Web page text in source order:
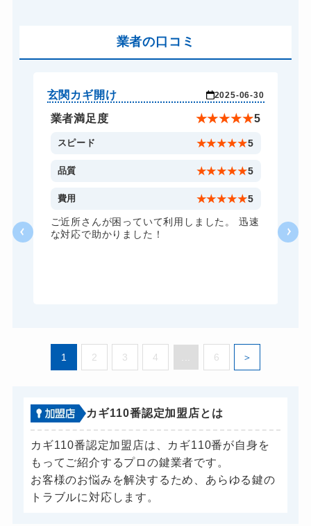
バイクカギ開け
スーツケースカギ開け 8,250円～(税込)
金庫カギ開け 5,500円～(税込)
金庫カギ修理 11,000円～(税込)
金庫カギ交換 11,000円～(税込)
10,780円～(税込)
ドアノブカギ交換 11,000円～(税込)
業者の口コミ
玄関カギ開け 2025-06-30
業者満足度 ★★★★★5
スピード ★★★★★5
品質 ★★★★★5
費用 ★★★★★5
ご近所さんが困っていて利用しました。 迅速
な対応で助かりました！
1 2 3 4 ... 6
カギ110番認定加盟店とは
カギ110番認定加盟店は、カギ110番が自身を
もってご紹介するプロの鍵業者です。
お客様のお悩みを解決するため、あらゆる鍵の
トラブルに対応します。